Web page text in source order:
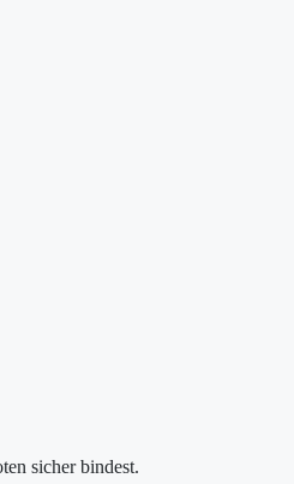
sicher bindest.